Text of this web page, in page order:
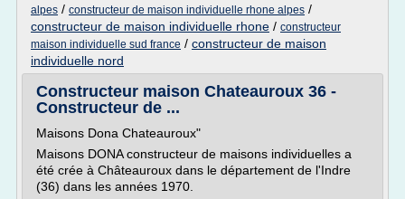
alpes / constructeur de maison individuelle rhone alpes /
constructeur de maison individuelle rhone / constructeur
maison individuelle sud france / constructeur de maison
individuelle nord
Constructeur maison Chateauroux 36 -
Constructeur de ...
Maisons Dona Chateauroux"
Maisons DONA constructeur de maisons individuelles a
été crée à Châteauroux dans le département de l'Indre
(36) dans les années 1970.